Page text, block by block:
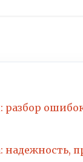
надежность,